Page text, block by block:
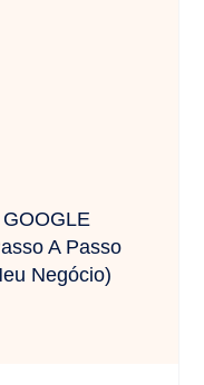
A Passo
Negócio)